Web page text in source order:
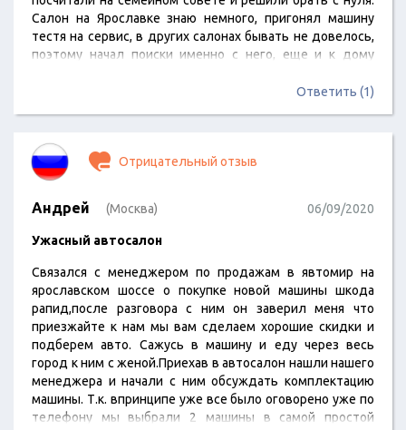
Салон на Ярославке знаю немного, пригонял машину
тестя на сервис, в других салонах бывать не довелось,
поэтому начал поиски именно с него, еще и к дому
работал порядочный, "завлекалова" не было. Честно
Ответить (1)
Отрицательный отзыв
Андрей (Москва) 06/09/2020
Ужасный автосалон
Связался с менеджером по продажам в явтомир на
ярославском шоссе о покупке новой машины шкода
рапид,после разговора с ним он заверил меня что
приезжайте к нам мы вам сделаем хорошие скидки и
подберем авто. Сажусь в машину и еду через весь
город к ним с женой.Приехав в автосалон нашли нашего
менеджера и начали с ним обсуждать комплектацию
машины. Т.к. впринципе уже все было оговорено уже по
телефону мы выбрали 2 машины в самой простой